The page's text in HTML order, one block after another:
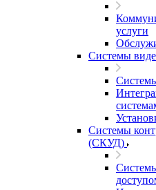
услуги
Системы
Системы
(СКУД)